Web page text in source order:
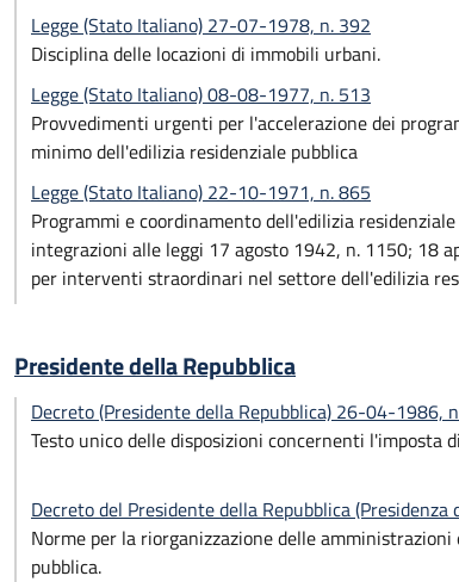
Legge (Stato Italiano) 27-07-1978, n. 392
Disciplina delle locazioni di immobili urbani.
Legge (Stato Italiano) 08-08-1977, n. 513
Provvedimenti urgenti per l'accelerazione dei
minimo dell'edilizia residenziale pubblica
Legge (Stato Italiano) 22-10-1971, n. 865
Programmi e coordinamento dell'edilizia
integrazioni alle leggi 17 agosto 1942, n. 1150; 18
per interventi straordinari nel settore dell'edilizia
Presidente della Repubblica
Decreto (Presidente della Repubblica) 26-04-1986,
Testo unico delle disposizioni concernenti l'imposta
Decreto del Presidente della Repubblica
Norme per la riorganizzazione delle
pubblica.